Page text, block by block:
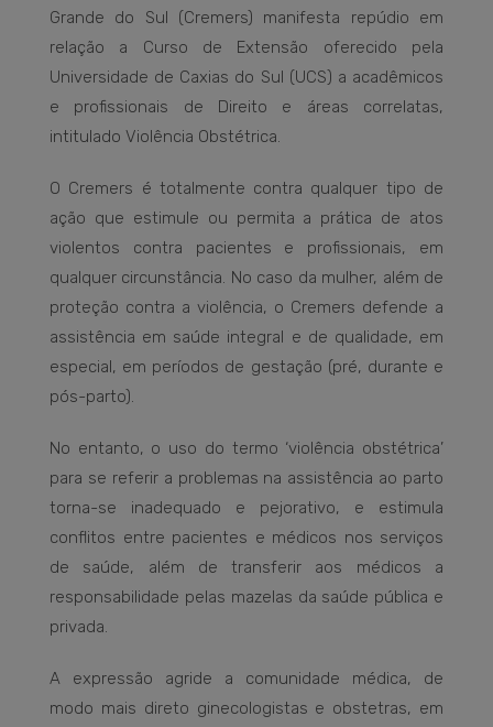
Grande do Sul (Cremers) manifesta repúdio em
relação a Curso de Extensão oferecido pela
Universidade de Caxias do Sul (UCS) a acadêmicos
e profissionais de Direito e áreas correlatas,
intitulado Violência Obstétrica.
O Cremers é totalmente contra qualquer tipo de
ação que estimule ou permita a prática de atos
violentos contra pacientes e profissionais, em
qualquer circunstância. No caso da mulher, além de
proteção contra a violência, o Cremers defende a
assistência em saúde integral e de qualidade, em
especial, em períodos de gestação (pré, durante e
pós-parto).
No entanto, o uso do termo ‘violência obstétrica’
para se referir a problemas na assistência ao parto
torna-se inadequado e pejorativo, e estimula
conflitos entre pacientes e médicos nos serviços
de saúde, além de transferir aos médicos a
responsabilidade pelas mazelas da saúde pública e
privada.
A expressão agride a comunidade médica, de
modo mais direto ginecologistas e obstetras, em